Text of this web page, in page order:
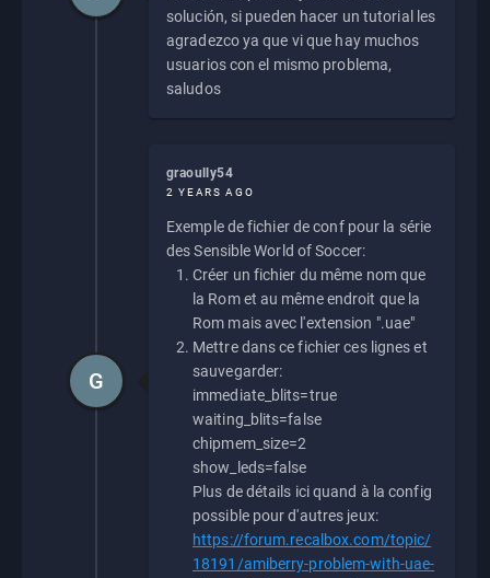
solución, si pueden hacer un tutorial les
agradezco ya que vi que hay muchos
usuarios con el mismo problema,
saludos
graoully54
2 YEARS AGO
Exemple de fichier de conf pour la série
des Sensible World of Soccer:
Créer un fichier du même nom que
la Rom et au même endroit que la
Rom mais avec l'extension ".uae"
Mettre dans ce fichier ces lignes et
sauvegarder:
immediate_blits=true
waiting_blits=false
chipmem_size=2
show_leds=false
Plus de détails ici quand à la config
possible pour d'autres jeux:
https://forum.recalbox.com/topic/
18191/amiberry-problem-with-uae-
G